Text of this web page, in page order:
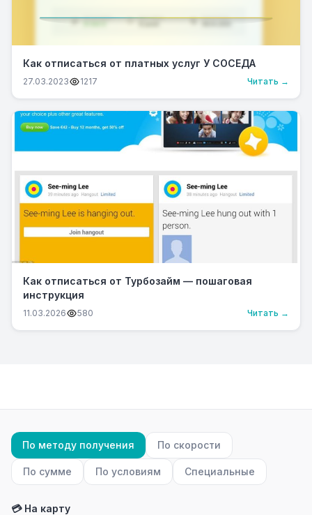
Как отписаться от платных услуг У СОСЕДА
27.03.2023 1217 Читать →
Как отписаться от Турбозайм — пошаговая
инструкция
11.03.2026 580 Читать →
По методу получения По скорости
По сумме По условиям Специальные
💳 На карту